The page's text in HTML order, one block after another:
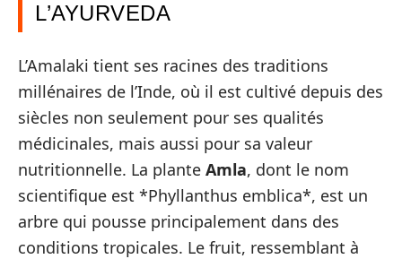
L’AYURVEDA
L’Amalaki tient ses racines des traditions
millénaires de l’Inde, où il est cultivé depuis des
siècles non seulement pour ses qualités
médicinales, mais aussi pour sa valeur
nutritionnelle. La plante Amla, dont le nom
scientifique est *Phyllanthus emblica*, est un
arbre qui pousse principalement dans des
conditions tropicales. Le fruit, ressemblant à